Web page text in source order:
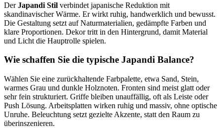
DerJapandi Stil verbindet japanische Reduktion mit
skandinavischer Wärme. Er wirkt ruhig, handwerklich und bewusst.
Die Gestaltung setzt auf Naturmaterialien, gedämpfte Farben und
klare Proportionen. Dekor tritt in den Hintergrund, damit Material
und Licht die Hauptrolle spielen.
Wie schaffen Sie die typische Japandi Balance?
Wählen Sie eine zurückhaltende Farbpalette, etwa Sand, Stein,
warmes Grau und dunkle Holznoten. Fronten sind meist glatt oder
sehr fein strukturiert. Griffe bleiben unauffällig, oft als Leiste oder
Push Lösung. Arbeitsplatten wirken ruhig und massiv, ohne optische
Unruhe. Beleuchtung setzt gezielte Akzente, statt den Raum zu
überinszenieren.